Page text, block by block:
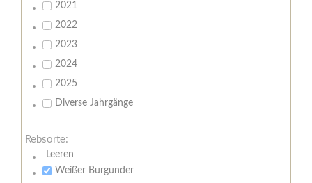
2021
2022
2023
2024
2025
Diverse Jahrgänge
Rebsorte:
Leeren
Weißer Burgunder